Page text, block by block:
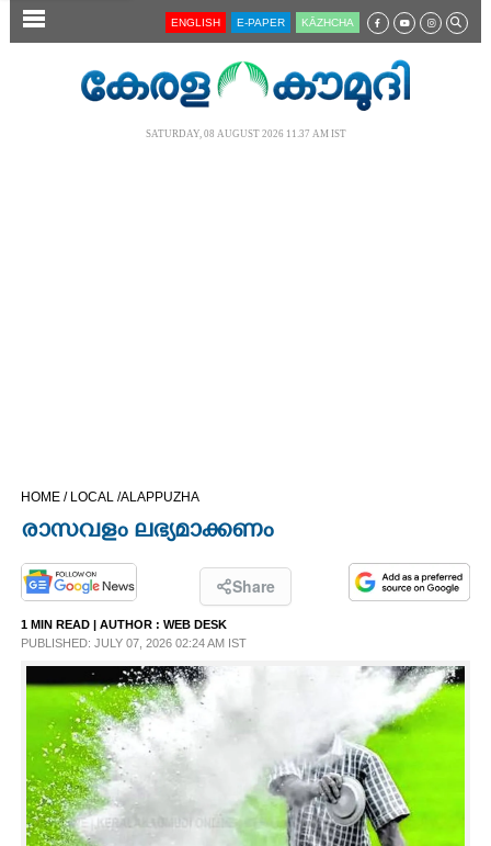
SECTIONS
OPINION
PHOTOS
LIFESTYLE
SPIRITUAL
INFO+
ENGLISH E-PAPER KĀZHCHA
SATURDAY, 08 AUGUST 2026 11.37 AM IST
HOME / LOCAL /ALAPPUZHA
രാസവളം ലഭ്യമാക്കണം
Share
1 MIN READ | AUTHOR : WEB DESK
PUBLISHED: JULY 07, 2026 02:24 AM IST